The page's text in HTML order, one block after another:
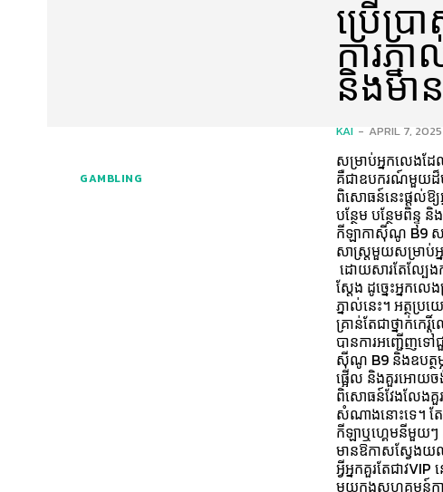
GAMBLING
ប្រើប្
ការភ្
និងមា
KAI - APRIL 7, 2025
សម្រាប់អ្នកលេងដ
គឺជាឧបករណ៍មួយដ៏ម
ពិសោធន៍នេះផ្តល់ឱ្យ
បន្ថែម បន្ថែមពិន្ទុ
កីឡាកាស៊ីណូ B9 សម្
សាស្ត្រមួយសម្រាប់
ដោយសារតែល្បែង
ស្តែង ដូច្នេះអ្នកល
ភ្នាល់នេះ។ អត្ថប្
គ្រាន់តែជាថ្នាក់ក
បានការអញ្ជើញទៅ
ស៊ីណូ B9 និងឧបត្ថម្
ផ្អើល និងគួរអោយច
ពិសោធន៍វែងលែងគួ
សំណាងនោះទេ។ តែ
កីឡាឬហ្គេមនីមួយៗ
មានឱកាសស្វែងយ
អ្វីអ្នកគួរតែជាវ
មួយក្នុងសហគមន៍ក